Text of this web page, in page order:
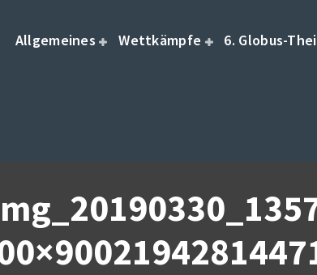
Allgemeines Wettkämpfe 6. Globus-